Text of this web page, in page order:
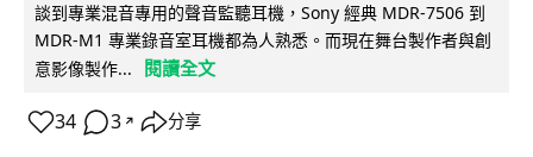
談到專業混音專用的聲音監聽耳機，Sony 經典 MDR-7506 到
MDR-M1 專業錄音室耳機都為人熟悉。而現在舞台製作者與創
意影像製作...
閱讀全文
34 3 ↗ 分享